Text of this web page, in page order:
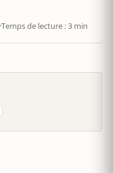
Temps de lecture : 3 min